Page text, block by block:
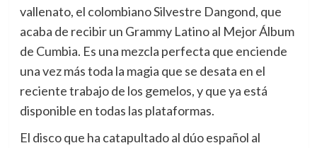
vallenato, el colombiano Silvestre Dangond, que
acaba de recibir un Grammy Latino al Mejor Álbum
de Cumbia. Es una mezcla perfecta que enciende
una vez más toda la magia que se desata en el
reciente trabajo de los gemelos, y que ya está
disponible en todas las plataformas.
El disco que ha catapultado al dúo español al